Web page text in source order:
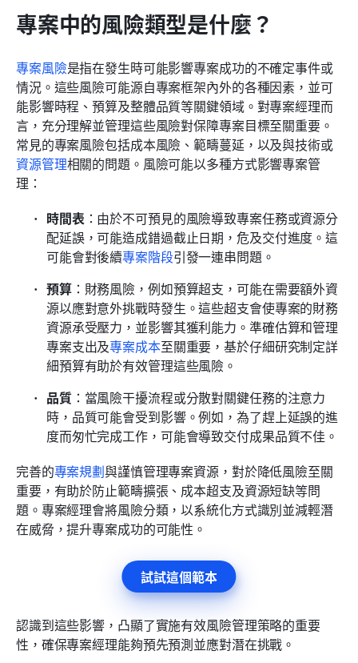
專案中的風險類型是什麼？
專案風險是指在發生時可能影響專案成功的不確定事件或
情況。這些風險可能源自專案框架內外的各種因素，並可
能影響時程、預算及整體品質等關鍵領域。對專案經理而
言，充分理解並管理這些風險對保障專案目標至關重要。
常見的專案風險包括成本風險、範疇蔓延，以及與技術或
資源管理相關的問題。風險可能以多種方式影響專案管
理：
時間表 ：由於不可預見的風險導致專案任務或資源分
配延誤，可能造成錯過截止日期，危及交付進度。這
可能會對後續專案階段引發一連串問題。
預算：財務風險，例如預算超支，可能在需要額外資
源以應對意外挑戰時發生。這些超支會使專案的財務
資源承受壓力，並影響其獲利能力。準確估算和管理
專案支出及專案成本至關重要，基於仔細研究制定詳
細預算有助於有效管理這些風險。
品質：當風險干擾流程或分散對關鍵任務的注意力
時，品質可能會受到影響。例如，為了趕上延誤的進
度而匆忙完成工作，可能會導致交付成果品質不佳。
完善的專案規劃與謹慎管理專案資源，對於降低風險至關
重要，有助於防止範疇擴張、成本超支及資源短缺等問
題。專案經理會將風險分類，以系統化方式識別並減輕潛
在威脅，提升專案成功的可能性。
試試這個範本
認識到這些影響，凸顯了實施有效風險管理策略的重要
性，確保專案經理能夠預先預測並應對潛在挑戰。
相關閱讀